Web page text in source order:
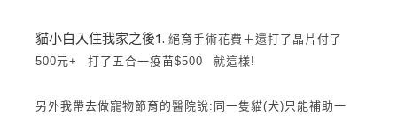
貓小白入住我家之後1. 絕育手術花費＋還打了晶片付了
500元+ 打了五合一疫苗$500 就這樣!
另外我帶去做寵物節育的醫院說:同一隻貓(犬)只能補助一